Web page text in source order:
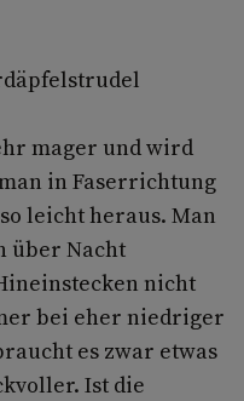
mager und wird
in Faserrichtung
leicht heraus. Man
über Nacht
nicht
bei eher niedriger
es zwar etwas
Ist die